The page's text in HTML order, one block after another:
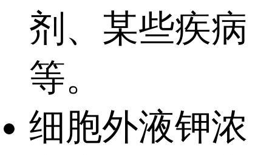
剂、某些疾病
等。
细胞外液钾浓